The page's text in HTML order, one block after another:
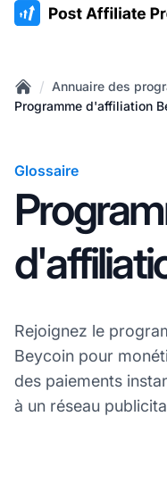
:site.title
Home
/ Annuaire des
Programme d'affiliation
Glossaire
Rejoignez le
Beycoin pour
des paiements
à un réseau